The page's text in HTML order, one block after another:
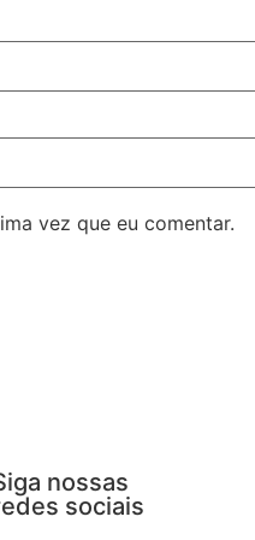
vez que eu comentar.
nossas
sociais